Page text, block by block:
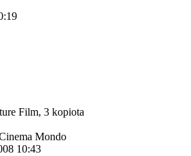
Film, 3 kopiota
Mondo
10:43